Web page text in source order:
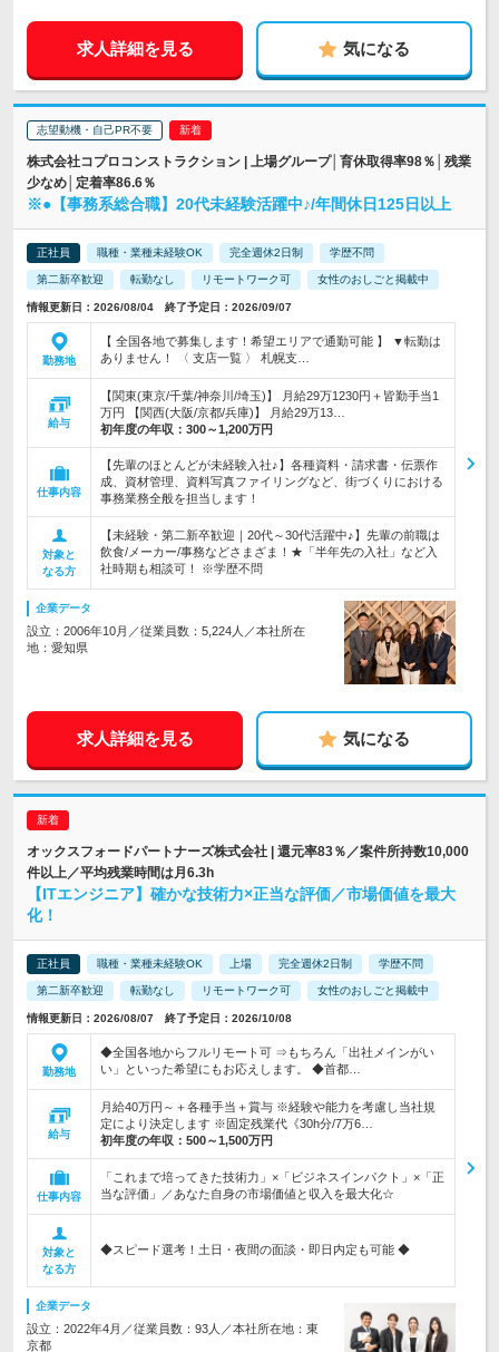
求人詳細を見る 気になる
志望動機・自己PR不要
株式会社コプロコンストラクション | 上場グループ│育休取得率98％│残業
少なめ│定着率86.6％
※●【事務系総合職】20代未経験活躍中♪/年間休日125日以上
正社員 職種・業種未経験OK 完全週休2日制 学歴不問
第二新卒歓迎 転勤なし リモートワーク可 女性のおしごと掲載中
情報更新日：2026/08/04 終了予定日：2026/09/07
勤務地
【 全国各地で募集します！希望エリアで通勤可能 】 ▼転勤は
ありません！ 〈 支店一覧 〉 札幌支…
給与
【関東(東京/千葉/神奈川/埼玉)】 月給29万1230円＋皆勤手当1
万円 【関西(大阪/京都/兵庫)】 月給29万13…
初年度の年収： 300～1,200万円
仕事内容
【先輩のほとんどが未経験入社♪】各種資料・請求書・伝票作
成、資材管理、資料写真ファイリングなど、街づくりにおける
事務業務全般を担当します！
対象と
なる方
【未経験・第二新卒歓迎｜20代～30代活躍中♪】先輩の前職は
飲食/メーカー/事務などさまざま！★「半年先の入社」など入
社時期も相談可！ ※学歴不問
企業データ
設立：2006年10月／従業員数：5,224人／本社所在
地：愛知県
求人詳細を見る 気になる
オックスフォードパートナーズ株式会社 | 還元率83％／案件所持数10,000
件以上／平均残業時間は月6.3h
【ITエンジニア】確かな技術力×正当な評価／市場価値を最大
化！
正社員 職種・業種未経験OK 上場 完全週休2日制 学歴不問
第二新卒歓迎 転勤なし リモートワーク可 女性のおしごと掲載中
情報更新日：2026/08/07 終了予定日：2026/10/08
勤務地
◆全国各地からフルリモート可 ⇒もちろん「出社メインがい
い」といった希望にもお応えします。 ◆首都…
給与
月給40万円～＋各種手当＋賞与 ※経験や能力を考慮し当社規
定により決定します ※固定残業代《30h分/7万6…
初年度の年収： 500～1,500万円
仕事内容
「これまで培ってきた技術力」×「ビジネスインパクト」×「正
当な評価」／あなた自身の市場価値と収入を最大化☆
対象と
なる方
◆スピード選考！土日・夜間の面談・即日内定も可能 ◆
企業データ
設立：2022年4月／従業員数：93人／本社所在地：東
京都